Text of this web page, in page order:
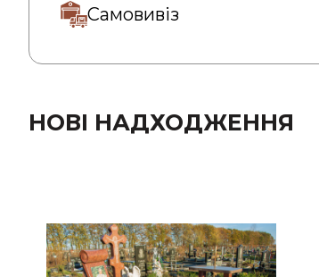
Самовивіз
НОВІ НАДХОДЖЕННЯ